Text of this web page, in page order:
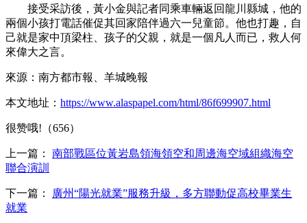
接受采訪後，黃小金與記者同乘車輛返回龍川縣城，他的
兩個小孩打電話催促其回家陪伴過六一兒童節。他也打趣，自
己就是家中頂梁柱、孩子的父親，就是一個凡人而已，救人何
來偉大之言。
來源：南方都市報、羊城晚報
本文地址： https://www.alaspapel.com/html/86f699907.html
很赞哦!（656）
上一篇： 南部戰區位黃岩島領海領空和周邊海空域組織海空
聯合演訓
下一篇：
廣州“陽光就業”服務升級，多方聯動促高校畢業生
就業